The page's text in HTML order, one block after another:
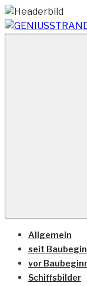
Zum
Inhalt
springen
Vom
Terminal
Allgemein
seit
vor
Schiffsbilder